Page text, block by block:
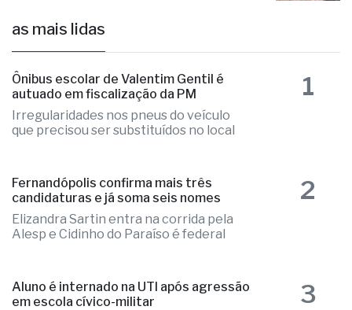
as mais lidas
Ônibus escolar de Valentim Gentil é
autuado em fiscalização da PM
Irregularidades nos pneus do veículo
que precisou ser substituídos no local
1
Fernandópolis confirma mais três
candidaturas e já soma seis nomes
Elizandra Sartin entra na corrida pela
Alesp e Cidinho do Paraíso é federal
2
Aluno é internado na UTI após agressão
em escola cívico-militar
3